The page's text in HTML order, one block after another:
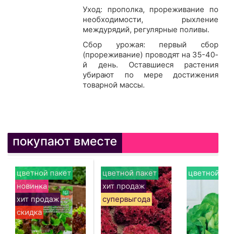
Уход: прополка, прореживание по
необходимости, рыхление
междурядий, регулярные поливы.
Сбор урожая: первый сбор
(прореживание) проводят на 35-40-
й день. Оставшиеся растения
убирают по мере достижения
товарной массы.
покупают вместе
цветной пакет
новинка
хит продаж
скидка
цветной пакет
хит продаж
супервыгода
цветной